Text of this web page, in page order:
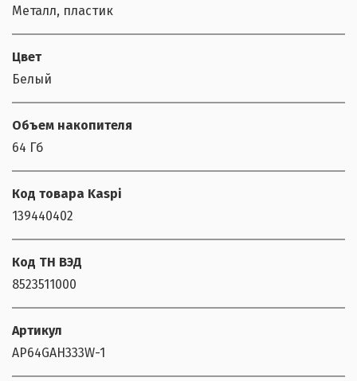
Металл, пластик
Цвет
Белый
Объем накопителя
64 Гб
Код товара Kaspi
139440402
Код ТН ВЭД
8523511000
Артикул
AP64GAH333W-1